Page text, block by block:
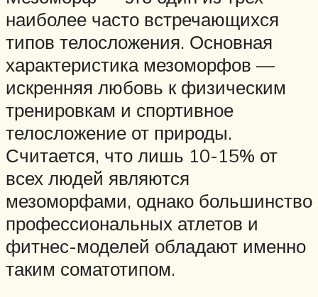
наиболее часто встречающихся
типов телосложения. Основная
характеристика мезоморфов —
искренняя любовь к физическим
тренировкам и спортивное
телосложение от природы.
Считается, что лишь 10-15% от
всех людей являются
мезоморфами, однако большинство
профессиональных атлетов и
фитнес-моделей обладают именно
таким соматотипом.